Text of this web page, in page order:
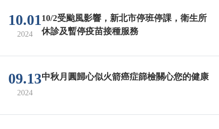
10.01
2024
10/2受颱風影響，新北市停班停課，衛生所
休診及暫停疫苗接種服務
09.13
2024
中秋月圓歸心似火箭癌症篩檢關心您的健康